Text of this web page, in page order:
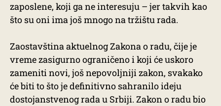
zaposlene, koji ga ne interesuju – jer takvih kao
što su oni ima još mnogo na tržištu rada.
Zaostavština aktuelnog Zakona o radu, čije je
vreme zasigurno ograničeno i koji će uskoro
zameniti novi, još nepovoljniji zakon, svakako
će biti to što je definitivno sahranilo ideju
dostojanstvenog rada u Srbiji. Zakon o radu bio